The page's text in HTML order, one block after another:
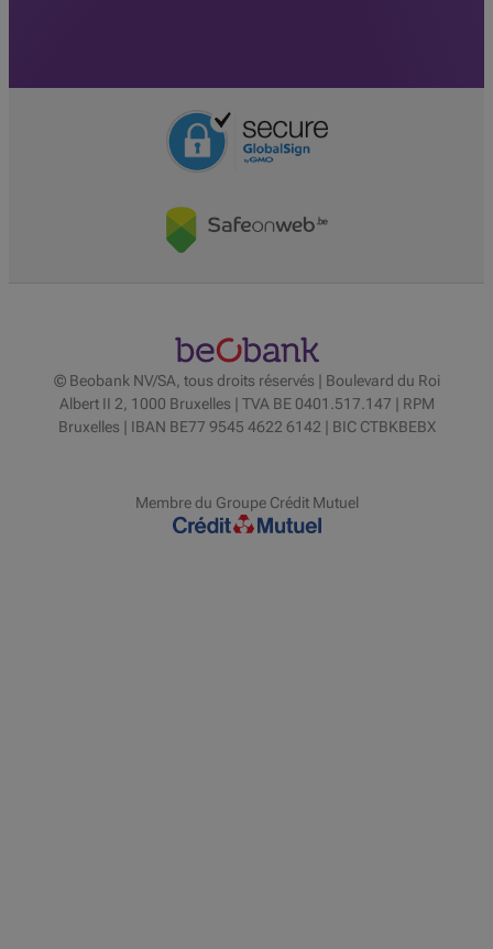
© Beobank NV/SA, tous droits réservés | Boulevard du Roi
Albert II 2, 1000 Bruxelles | TVA BE 0401.517.147 | RPM
Bruxelles | IBAN BE77 9545 4622 6142 | BIC CTBKBEBX
Membre du Groupe Crédit Mutuel